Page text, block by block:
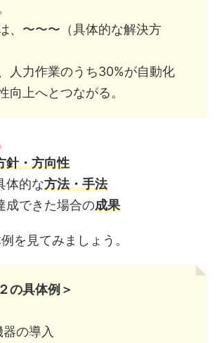
、〜〜〜（具体的な解決方
人力作業のうち30%が自動化
向上へとつながる。
針・方向性
的な方法・手法
できた場合の成果
を見てみましょう。
の具体例＞
器の導入